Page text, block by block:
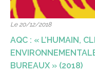
Le 20/12/2018
AQC : « L’HUMAIN,
BUREAUX » (2018)